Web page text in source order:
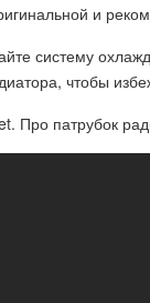
и
систему
чтобы
Про патрубок